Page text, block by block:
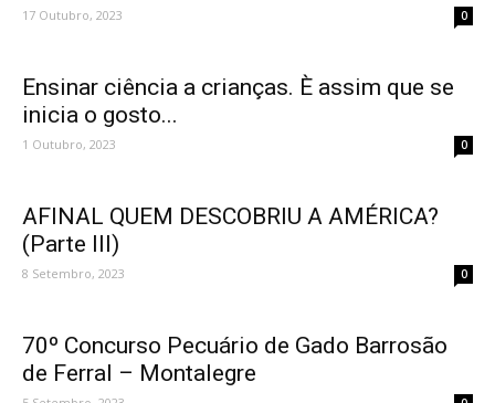
17 Outubro, 2023 0
Ensinar ciência a crianças. È assim que se
inicia o gosto...
1 Outubro, 2023 0
AFINAL QUEM DESCOBRIU A AMÉRICA?
(Parte III)
8 Setembro, 2023 0
70º Concurso Pecuário de Gado Barrosão
de Ferral – Montalegre